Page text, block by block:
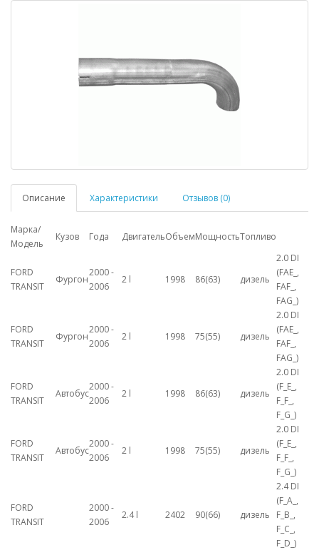
Описание Характеристики Отзывов (0)
Марка/
Модель
Кузов Года ДвигательОбъемМощностьТопливо
FORD
TRANSIT
Фургон
2000 -
2006
2 l 1998 86(63) дизель
2.0 DI
(FAE_,
FAF_,
FAG_)
FORD
TRANSIT
Фургон
2000 -
2006
2 l 1998 75(55) дизель
2.0 DI
(FAE_,
FAF_,
FAG_)
FORD
TRANSIT
Автобус
2000 -
2006
2 l 1998 86(63) дизель
2.0 DI
(F_E_,
F_F_,
F_G_)
FORD
TRANSIT
Автобус
2000 -
2006
2 l 1998 75(55) дизель
2.0 DI
(F_E_,
F_F_,
F_G_)
FORD
TRANSIT
2000 -
2006
2.4 l 2402 90(66) дизель
2.4 DI
(F_A_,
F_B_,
F_C_,
F_D_)